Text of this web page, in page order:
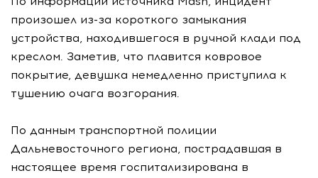
произошел из-за короткого замыкания
устройства, находившегося в ручной клади под
креслом. Заметив, что плавится ковровое
покрытие, девушка немедленно приступила к
тушению очага возгорания.
По данным транспортной полиции
Дальневосточного региона, пострадавшая в
настоящее время госпитализирована в